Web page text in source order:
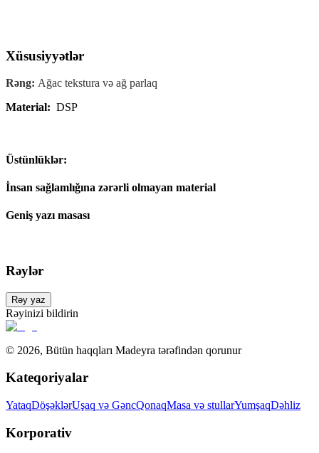
Xüsusiyyətlər
Rəng: Ağac tekstura və ağ parlaq
Material: DSP
Üstünlüklər:
İnsan sağlamlığına zərərli olmayan material
Geniş yazı masası
Rəylər
Rəy yaz
Rəyinizi bildirin
© 2026, Bütün haqqları Madeyra tərəfindən qorunur
Kateqoriyalar
YataqDöşəklərUşaq və GəncQonaqMasa və stullarYumşaqDəhliz
Korporativ